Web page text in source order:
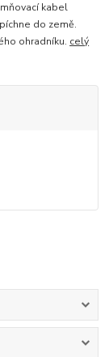
kabel
do země.
ohradníku. celý